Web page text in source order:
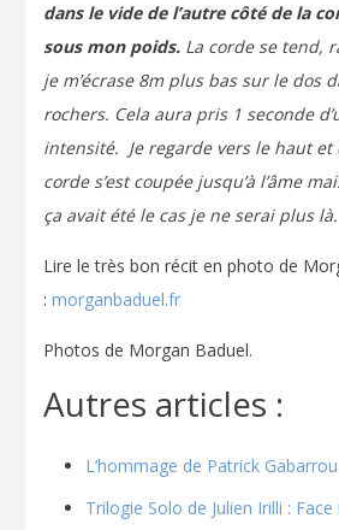
dans le vide de l’autre côté de la
sous mon poids. La corde se tend,
je m’écrase 8m plus bas sur le dos
rochers. Cela aura pris 1 seconde
intensité. Je regarde vers le haut et
corde s’est coupée jusqu’à l’âme
ça avait été le cas je ne serai plus là.
Lire le très bon récit en photo de
: morganbaduel.fr
Photos de Morgan Baduel.
Autres articles :
L’hommage de Patrick
Trilogie Solo de Julien Irilli :